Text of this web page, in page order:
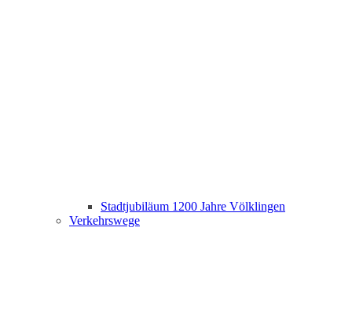
Stadtjubiläum 1200 Jahre Völklingen
Verkehrswege